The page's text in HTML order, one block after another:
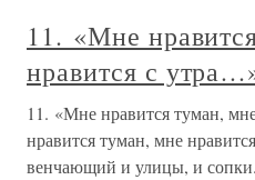
11. «Мне
нравится с
11. «Мне нравится туман,
нравится туман, мне
венчающий и улицы, и